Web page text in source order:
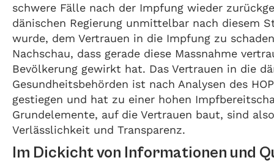
schwere Fälle nach der Impfung wieder
dänischen Regierung unmittelbar nach diesem
wurde, dem Vertrauen in die Impfung zu
Nachschau, dass gerade diese Massnahme
Bevölkerung gewirkt hat. Das Vertrauen in die
Gesundheitsbehörden ist nach Analysen des
gestiegen und hat zu einer hohen
Grundelemente, auf die Vertrauen baut, sind
Verlässlichkeit und Transparenz.
Im Dickicht von Informationen und